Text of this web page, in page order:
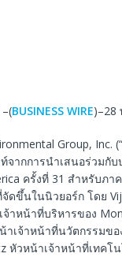
BUSINESS WIRE)–28
Group, Inc.
จากการนำเสนอร่วมกั
ครั้งที่ 31 สำหรับภา
ดขึ้นในนิวยอร์ก โดย
าหน้าที่บริหารของ
าเจ้าหน้าที่นวัตกรรมข
หัวหน้าเจ้าหน้าที่เทคโ